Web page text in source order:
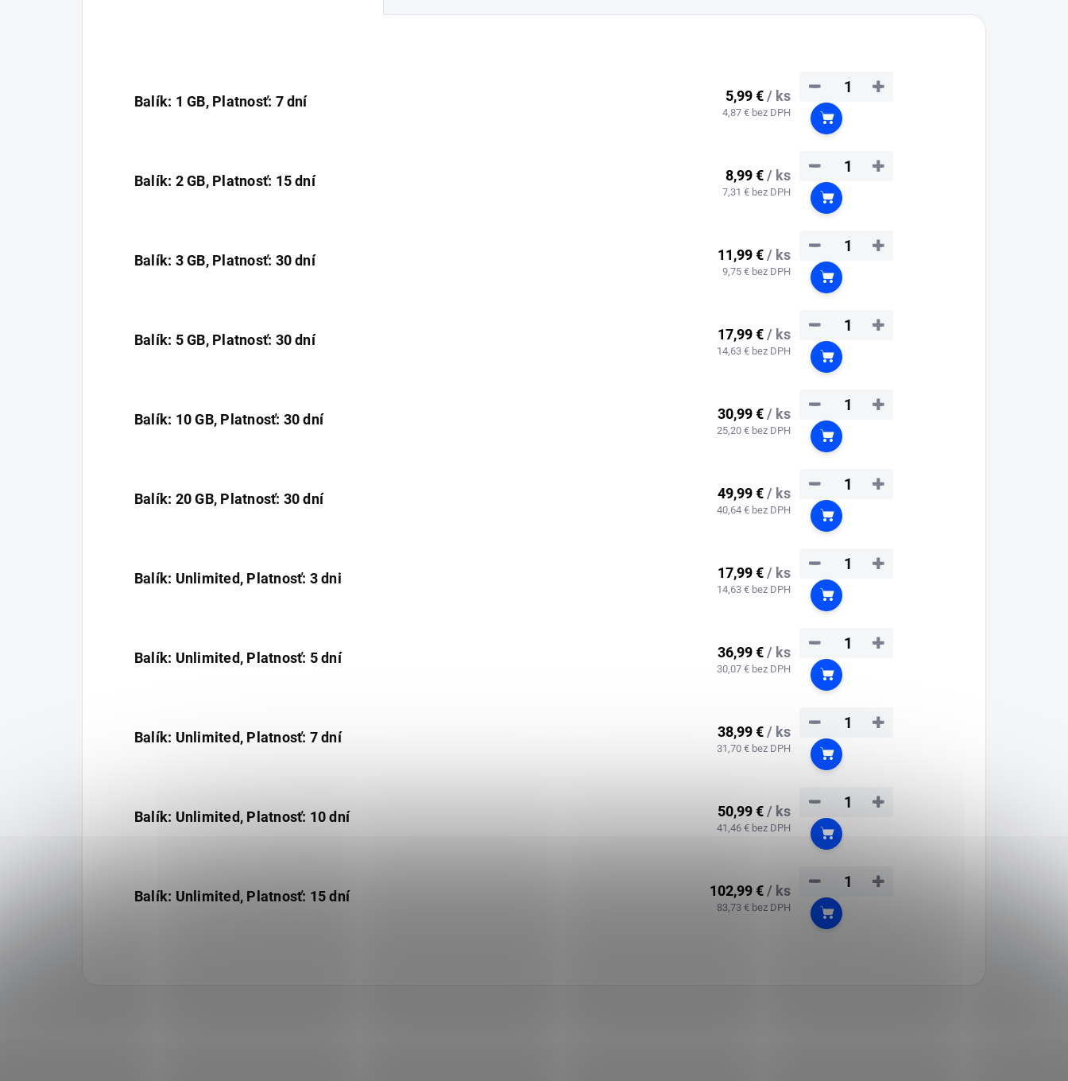
Balík: 1 GB, Platnosť: 7 dní 5,99 €/ ks
4,87 € bez DPH
+
−
Do košíka
Balík: 2 GB, Platnosť: 15 dní 8,99 €/ ks
7,31 € bez DPH
+
−
Do košíka
Balík: 3 GB, Platnosť: 30 dní 11,99 €/ ks
9,75 € bez DPH
+
−
Do košíka
Balík: 5 GB, Platnosť: 30 dní 17,99 €/ ks
14,63 € bez DPH
+
−
Do košíka
Balík: 10 GB, Platnosť: 30 dní 30,99 €/ ks
25,20 € bez DPH
+
−
Do košíka
Balík: 20 GB, Platnosť: 30 dní 49,99 €/ ks
40,64 € bez DPH
+
−
Do košíka
Balík: Unlimited, Platnosť: 3 dni 17,99 €/ ks
14,63 € bez DPH
+
−
Do košíka
Balík: Unlimited, Platnosť: 5 dní 36,99 €/ ks
30,07 € bez DPH
+
−
Do košíka
Balík: Unlimited, Platnosť: 7 dní 38,99 €/ ks
31,70 € bez DPH
+
−
Do košíka
Balík: Unlimited, Platnosť: 10 dní 50,99 €/ ks
41,46 € bez DPH
+
−
Do košíka
Balík: Unlimited, Platnosť: 15 dní 102,99 €/ ks
83,73 € bez DPH
+
−
Do košíka